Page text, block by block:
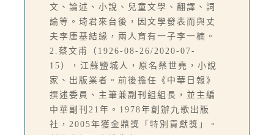
文、論述、小說、兒童文學、翻譯、詞
論等。琦君來台後，因文學發表而與丈
夫李唐基結緣，兩人育有一子李一楠。
2.蔡文甫（1926-08-26/2020-07-
15），江蘇鹽城人，原名蔡世堯，小說
家、出版業者。前後擔任《中華日報》
撰述委員、主筆兼副刊組組長，並主編
中華副刊21年。1978年創辦九歌出版
社，2005年獲金鼎獎「特別貢獻獎」。